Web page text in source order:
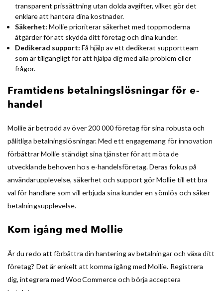
transparent prissättning utan dolda avgifter, vilket gör det
enklare att hantera dina kostnader.
Säkerhet: Mollie prioriterar säkerhet med toppmoderna
åtgärder för att skydda ditt företag och dina kunder.
Dedikerad support: Få hjälp av ett dedikerat supportteam
som är tillgängligt för att hjälpa dig med alla problem eller
frågor.
Framtidens betalningslösningar för e-
handel
Mollie är betrodd av över 200 000 företag för sina robusta och
pålitliga betalningslösningar. Med ett engagemang för innovation
förbättrar Mollie ständigt sina tjänster för att möta de
utvecklande behoven hos e-handelsföretag. Deras fokus på
användarupplevelse, säkerhet och support gör Mollie till ett bra
val för handlare som vill erbjuda sina kunder en sömlös och säker
betalningsupplevelse.
Kom igång med Mollie
Är du redo att förbättra din hantering av betalningar och växa ditt
företag? Det är enkelt att komma igång med Mollie. Registrera
dig, integrera med WooCommerce och börja acceptera